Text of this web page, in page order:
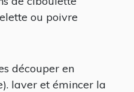
ou poivre
découper en
laver et émincer la